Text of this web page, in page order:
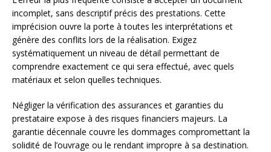
incomplet, sans descriptif précis des prestations. Cette
imprécision ouvre la porte à toutes les interprétations et
génère des conflits lors de la réalisation. Exigez
systématiquement un niveau de détail permettant de
comprendre exactement ce qui sera effectué, avec quels
matériaux et selon quelles techniques.
Négliger la vérification des assurances et garanties du
prestataire expose à des risques financiers majeurs. La
garantie décennale couvre les dommages compromettant la
solidité de l’ouvrage ou le rendant impropre à sa destination.